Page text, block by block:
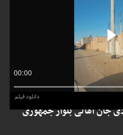
دانلود فیلم
جان اهالی بلوار جمهوری